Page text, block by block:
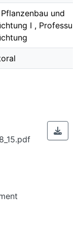
und
I , Professur